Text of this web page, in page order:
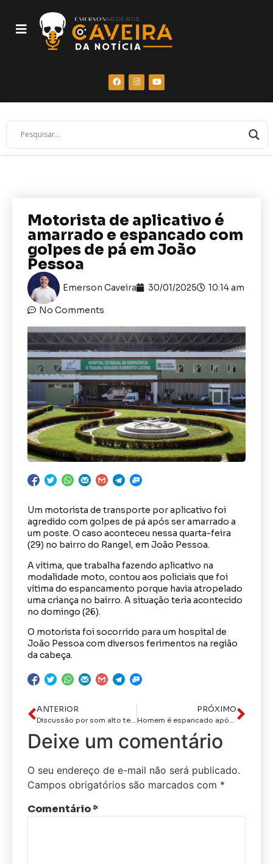
Motorista de aplicativo é
amarrado e espancado com
golpes de pá em João
Pessoa
Emerson Caveira 30/01/2025 10:14 am
No Comments
Um motorista de transporte por aplicativo foi
agredido com golpes de pá após ser amarrado a
um poste. O caso aconteceu nessa quarta-feira
(29) no bairro do Rangel, em João Pessoa.
A vítima, que trabalha fazendo aplicativo na
modalidade moto, contou aos policiais que foi
vítima do espancamento porque havia atropelado
uma criança no bairro. A situação teria acontecido
no domingo (26).
O motorista foi socorrido para um hospital de
João Pessoa com diversos ferimentos na região
da cabeça.
ANTERIOR
Discussão por som alto termina em tiros e prisão em João Pessoa
PRÓXIMO
Homem é espancado após criança denunciar abuso sexual, em João Pessoa
Deixe um comentário
O seu endereço de e-mail não será publicado.
Campos obrigatórios são marcados com *
Comentário*